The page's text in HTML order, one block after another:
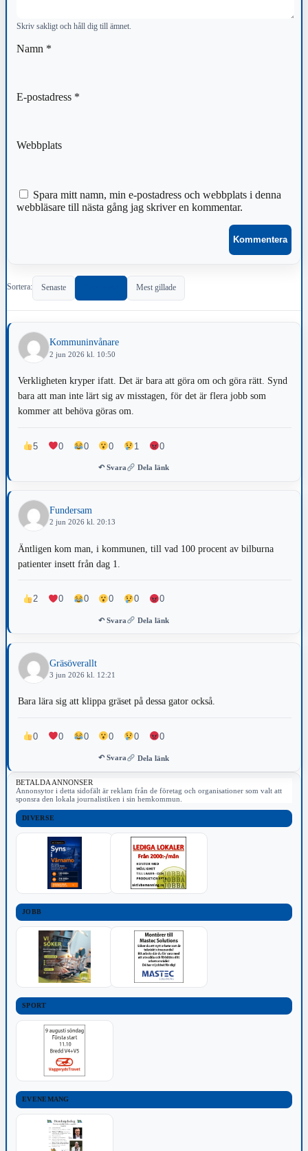
Skriv sakligt och håll dig till ämnet.
Namn *
E-postadress *
Webbplats
Spara mitt namn, min e-postadress och webbplats i denna
webbläsare till nästa gång jag skriver en kommentar.
Sortera: Senaste Mest gillade
Kommuninvånare
2 jun 2026 kl. 10:50
Verkligheten kryper ifatt. Det är bara att göra om och göra rätt. Synd
bara att man inte lärt sig av misstagen, för det är flera jobb som
kommer att behöva göras om.
5 0 0 0 1 0
↶ Svara Dela länk
Fundersam
2 jun 2026 kl. 20:13
Äntligen kom man, i kommunen, till vad 100 procent av bilburna
patienter insett från dag 1.
2 0 0 0 0 0
↶ Svara Dela länk
Gräsöverallt
3 jun 2026 kl. 12:21
Bara lära sig att klippa gräset på dessa gator också.
0 0 0 0 0 0
↶ Svara Dela länk
BETALDA ANNONSER
Annonsytor i detta sidofält är reklam från de företag och organisationer som valt att
sponsra den lokala journalistiken i sin hemkommun.
DIVERSE
JOBB
SPORT
EVENEMANG